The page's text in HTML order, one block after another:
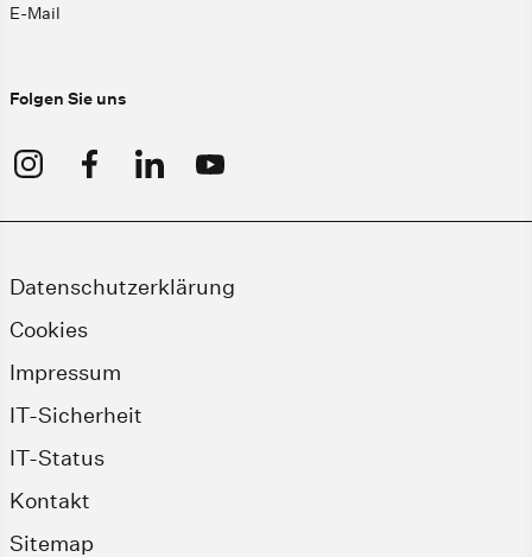
E-Mail
Folgen Sie uns
Datenschutzerklärung
Cookies
Impressum
IT-Sicherheit
IT-Status
Kontakt
Sitemap